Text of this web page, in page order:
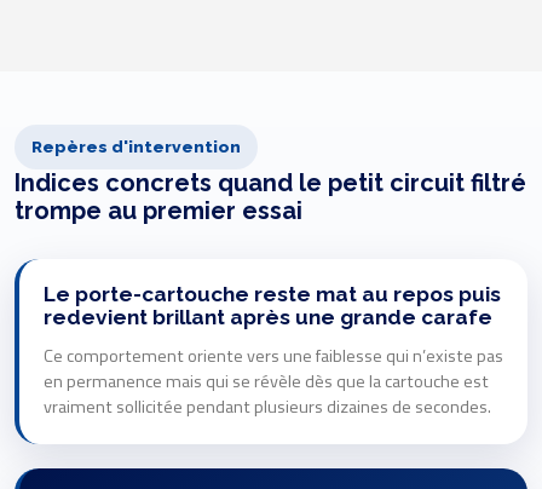
Repères d'intervention
Indices concrets quand le petit circuit filtré
trompe au premier essai
Le porte-cartouche reste mat au repos puis
redevient brillant après une grande carafe
Ce comportement oriente vers une faiblesse qui n’existe pas
en permanence mais qui se révèle dès que la cartouche est
vraiment sollicitée pendant plusieurs dizaines de secondes.